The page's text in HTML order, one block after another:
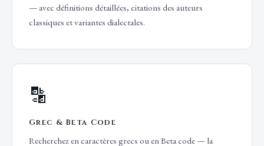
— avec définitions détaillées, citations des auteurs
classiques et variantes dialectales.
🔡
Grec & Beta Code
Recherchez en caractères grecs ou en Beta code — la